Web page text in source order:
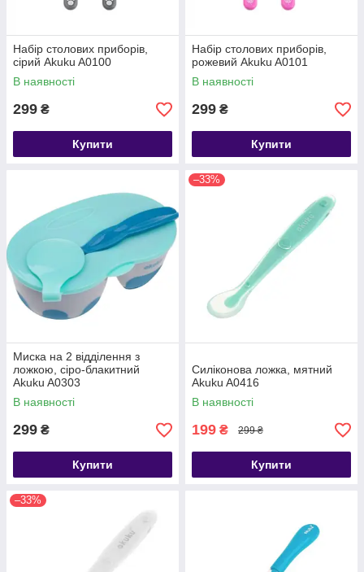
Набір столових приборів,
сірий Akuku A0100
В наявності
299 ₴
Купити
Набір столових приборів,
рожевий Akuku A0101
В наявності
299 ₴
Купити
Миска на 2 відділення з
ложкою, сіро-блакитний
Akuku A0303
В наявності
299 ₴
Купити
–33%
Силіконова ложка, мятний
Akuku A0416
В наявності
199 ₴ 299 ₴
Купити
–33%